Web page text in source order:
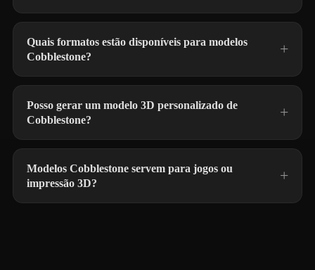
Quais formatos estão disponíveis para modelos
Cobblestone?
Posso gerar um modelo 3D personalizado de
Cobblestone?
Modelos Cobblestone servem para jogos ou
impressão 3D?